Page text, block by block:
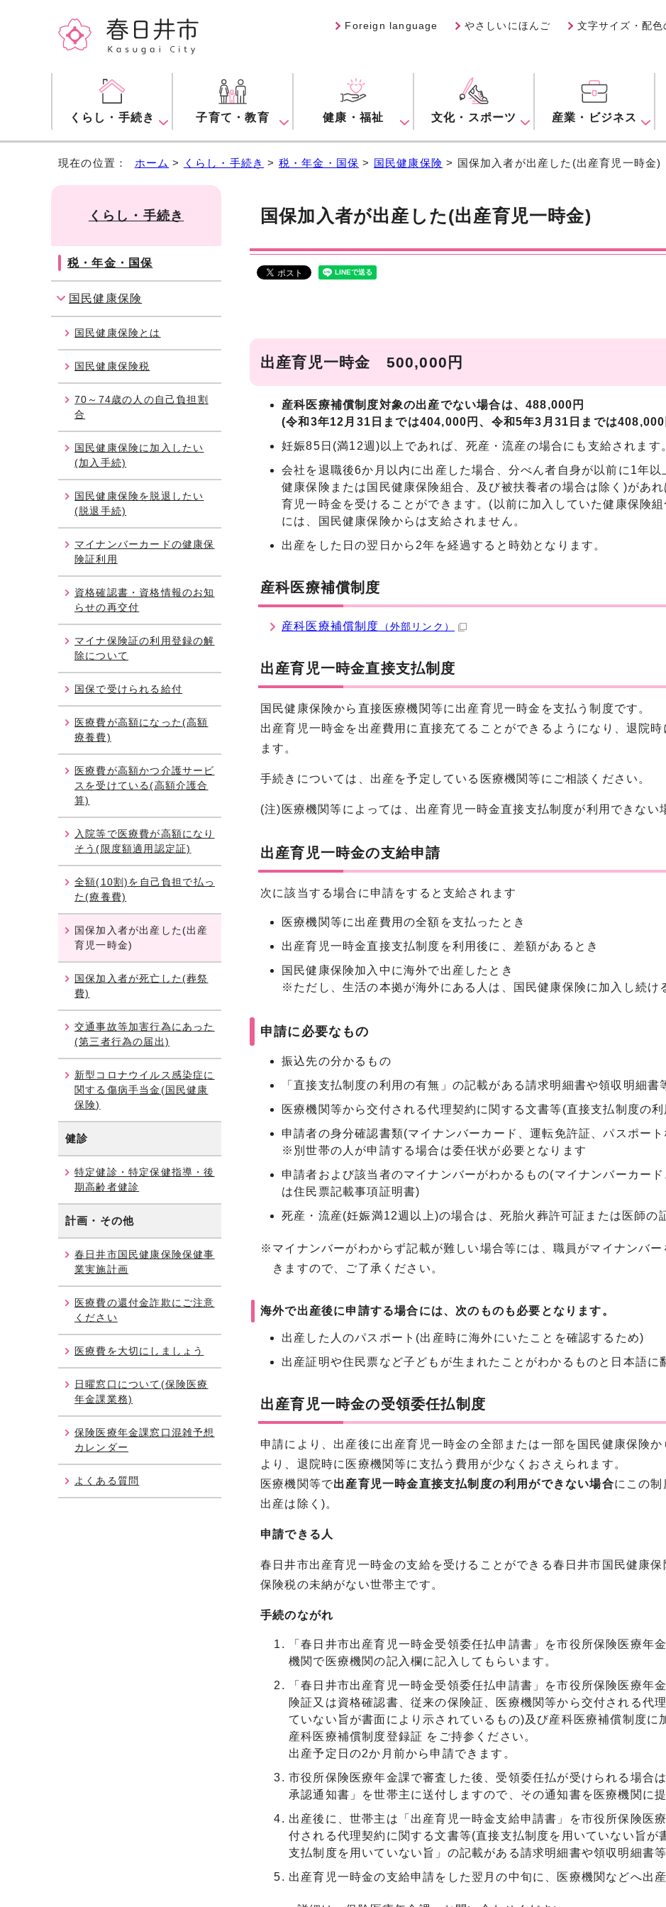
Foreign language やさしいにほんご 文字サイズ・配色
くらし・手続き 子育て・教育 健康・福祉 文化・スポーツ 産業・ビジネス
現在の位置： ホーム > くらし・手続き > 税・年金・国保 > 国民健康保険 > 国保加入者が出産した(出産育児一時金)
国保加入者が出産した(出産育児一時金)
出産育児一時金 500,000円
産科医療補償制度対象の出産でない場合は、488,000円
(令和3年12月31日までは404,000円、令和5年3月31日 までは
妊娠85日(満12週)以上であれば、死産・流産の場合にも支給されます
会社を退職後6か月以内に出産した場合、分べん者自身が以前に1年
健康保険または国民健康保険組合、及び被扶養者の場合は除く)があ
育児一時金を受けることができます。(以前に加入していた健康保険
には、国民健康保険からは支給されません。
出産をした日の翌日から2年を経過すると時効となります。
産科医療補償制度
産科医療補償制度 （外部リンク）
出産育児一時金直接支払制度
国民健康保険から直接医療機関等に出産育児一時金を支払う制度です。
出産育児一時金を出産費用に直接充てることができるようになり、退院
ます。
手続きについては、出産を予定している医療機関等にご相談ください。
(注)医療機関等によっては、出産育児一時金直接支払制度が利用できない
出産育児一時金の支給申請
次に該当する場合に申請をすると支給されます
医療機関等に出産費用の全額を支払ったとき
出産育児一時金直接支払制度を利用後に、差額があるとき
国民健康保険加入中に海外で出産したとき
※ただし、生活の本拠が海外にある人は、国民健康保険に加入し続け
申請に必要なもの
振込先の分かるもの
「直接支払制度の利用の有無」の記載がある請求明細書や領収明細書
医療機関等から交付される代理契約に関する文書等(直接支払制度の
申請者の身分確認書類(マイナンバーカード、運転免許証、パスポー
※別世帯の人が申請する場合は委任状が必要となります
申請者および該当者のマイナンバーがわかるもの(マイナンバーカー
は住民票記載事項証明書)
死産・流産(妊娠満12週以上)の場合は、死胎火葬許可証または医師の
※マイナンバーがわからず記載が難しい場合等には、職員がマイナンバ
きますので、ご了承ください。
海外で出産後に申請する場合には、次のものも必要となります。
出産した人のパスポート(出産時に海外にいたことを確認するため)
出産証明や住民票など子どもが生まれたことがわかるものと日本語に
出産育児一時金の受領委任払制度
申請により、出産後に出産育児一時金の全部または一部を国民健康保険
より、退院時に医療機関等に支払う費用が少なくおさえられます。
医療機関等で出産育児一時金直接支払制度の利用ができない場合にこの
出産は除く)。
申請できる人
春日井市出産育児一時金の支給を受けることができる春日井市国民健康
保険税の未納がない世帯主です。
手続のながれ
「春日井市出産育児一時金受領委任払申請書」を市役所保険医療年
機関で医療機関の記入欄に記入してもらいます。
「春日井市出産育児一時金受領委任払申請書」を市役所保険医療年
険証又は資格確認書、従来の保険証、医療機関等から交付される代
ていない旨が書面により示されているもの)及び産科医療補償制度に
産科医療補償制度登録証 をご持参ください。
出産予定日の2か月前から申請できます。
市役所保険医療年金課で審査した後、受領委任払が受けられる場合
承認通知書」を世帯主に送付しますので、その通知書を医療機関に
出産後に、世帯主は「出産育児一時金支給申請書」を市役所保険医
付される代理契約に関する文書等(直接支払制度を用いていない旨が
支払制度を用いていない旨」の記載がある請求明細書や領収明細書
出産育児一時金の支給申請をした翌月の中旬に、医療機関などへ出
くらし・手続き
税・年金・国保
国民健康保険
国民健康保険とは
国民健康保険税
70～74歳の人の自己負担割
合
国民健康保険に加入したい
(加入手続)
国民健康保険を脱退したい
(脱退手続)
マイナンバーカードの健康保
険証利用
資格確認書・資格情報のお知
らせの再交付
マイナ保険証の利用登録の解
除について
国保で受けられる給付
医療費が高額になった(高額
療養費)
医療費が高額かつ介護サービ
スを受けている(高額介護合
算)
入院等で医療費が高額になり
そう(限度額適用認定証)
全額(10割)を自己負担で払っ
た(療養費)
国保加入者が出産した(出産
育児一時金)
国保加入者が死亡した(葬祭
費)
交通事故等加害行為にあった
(第三者行為の届出)
新型コロナウイルス感染症に
関する傷病手当金(国民健康
保険)
健診
特定健診・特定保健指導・後
期高齢者健診
計画・その他
春日井市国民健康保険保健事
業実施計画
医療費の還付金詐欺にご注意
ください
医療費を大切にしましょう
日曜窓口について(保険医療
年金課業務)
保険医療年金課窓口混雑予想
カレンダー
よくある質問